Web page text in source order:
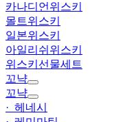
카나디언위스키
몰트위스키
일본위스키
아일리쉬위스키
위스키선물세트
꼬냑
꼬냑
· 헤네시